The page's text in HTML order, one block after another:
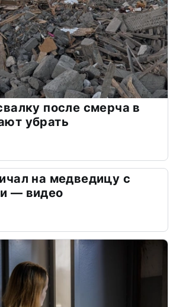
после смерча в
убрать
на медведицу с
— видео